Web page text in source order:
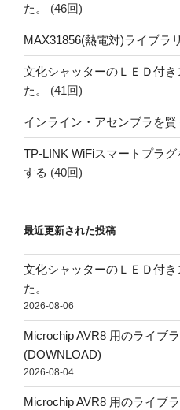
た。
(46回)
MAX31856(熱電対)ライブラ
文化シャッターのＬＥＤ付
た。
(41回)
インライン・アセンブラを賢
TP-LINK WiFiスマートプラ
する (40回)
最近更新された投稿
文化シャッターのＬＥＤ付
た。
2026-08-06
Microchip AVR8 用のライブ
(DOWNLOAD)
2026-08-04
Microchip AVR8 用のライブ